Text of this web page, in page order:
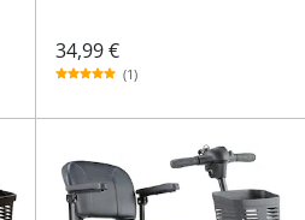
34,99 €
(1)